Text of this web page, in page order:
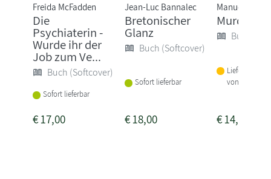
Freida McFadden
Die
Psychiaterin -
Wurde ihr der
Job zum Ve...
Buch (Softcover)
Sofort lieferbar
€17,00
Jean-Luc Bannalec
Bretonischer
Glanz
Buch (Softcover)
Sofort lieferbar
€18,00
Manuel
Murdoku
Buch
Lieferbar
von 1-2
€14,00